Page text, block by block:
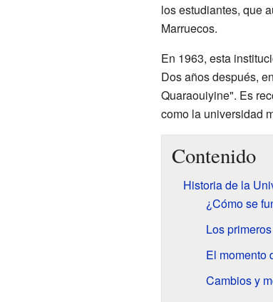
los estudiantes, que
Marruecos.
En 1963, esta
Dos años después,
Quaraouiyine". Es
como la universidad
Contenido
Historia de la
¿Cómo se
Los
El momento
Cambios y